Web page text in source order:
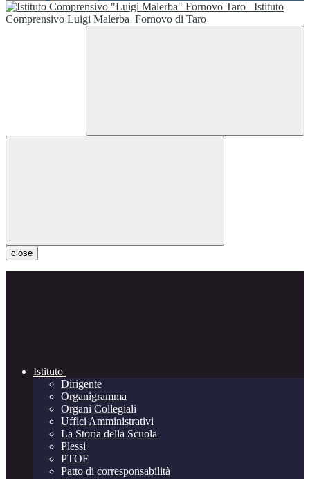
Istituto
Comprensivo Luigi Malerba Fornovo di Taro
close
Istituto
Dirigente
Organigramma
Organi Collegiali
Uffici Amministrativi
La Storia della Scuola
Plessi
PTOF
Patto di corresponsabilità